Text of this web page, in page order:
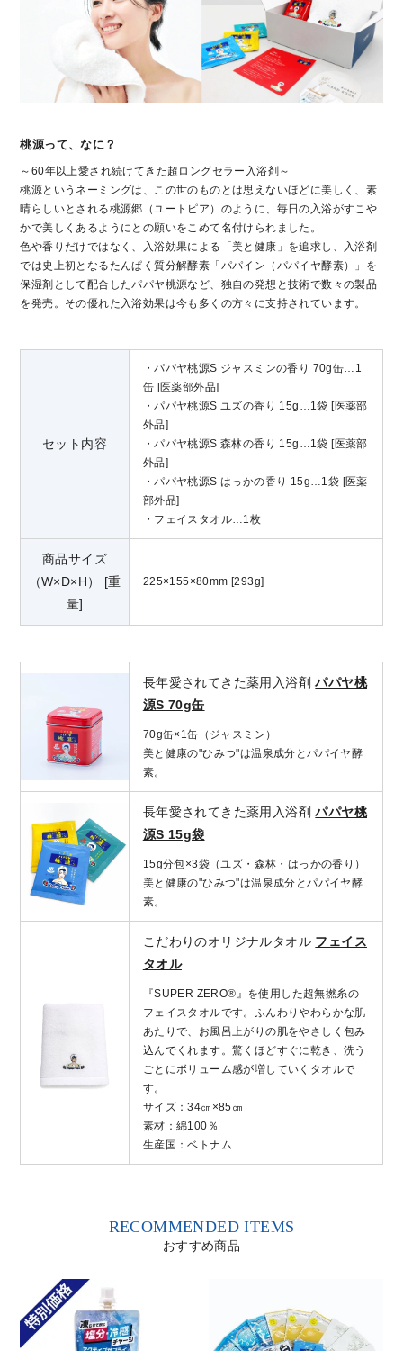
桃源って、なに？
～60年以上愛され続けてきた超ロングセラー入浴剤～
桃源というネーミングは、この世のものとは思えないほどに美しく、素
晴らしいとされる桃源郷（ユートピア）のように、毎日の入浴がすこや
かで美しくあるようにとの願いをこめて名付けられました。
色や香りだけではなく、入浴効果による「美と健康」を追求し、入浴剤
では史上初となるたんぱく質分解酵素「パパイン（パパイヤ酵素）」を
保湿剤として配合したパパヤ桃源など、独自の発想と技術で数々の製品
を発売。その優れた入浴効果は今も多くの方々に支持されています。
セット内容
・パパヤ桃源S ジャスミンの香り 70g缶…1
缶 [医薬部外品]
・パパヤ桃源S ユズの香り 15g…1袋 [医薬部
外品]
・パパヤ桃源S 森林の香り 15g…1袋 [医薬部
外品]
・パパヤ桃源S はっかの香り 15g…1袋 [医薬
部外品]
・フェイスタオル…1枚
商品サイズ
（W×D×H） [重
量]
225×155×80mm [293g]
長年愛されてきた薬用入浴剤パパヤ桃
源S 70g缶
70g缶×1缶（ジャスミン）
美と健康の"ひみつ"は温泉成分とパパイヤ酵
素。
長年愛されてきた薬用入浴剤パパヤ桃
源S 15g袋
15g分包×3袋（ユズ・森林・はっかの香り）
美と健康の"ひみつ"は温泉成分とパパイヤ酵
素。
こだわりのオリジナルタオル フェイス
タオル
『SUPER ZERO®』を使用した超無撚糸の
フェイスタオルです。ふんわりやわらかな肌
あたりで、お風呂上がりの肌をやさしく包み
込んでくれます。驚くほどすぐに乾き、洗う
ごとにボリューム感が増していくタオルで
す。
サイズ：34㎝×85㎝
素材：綿100％
生産国：ベトナム
RECOMMENDED ITEMS
おすすめ商品